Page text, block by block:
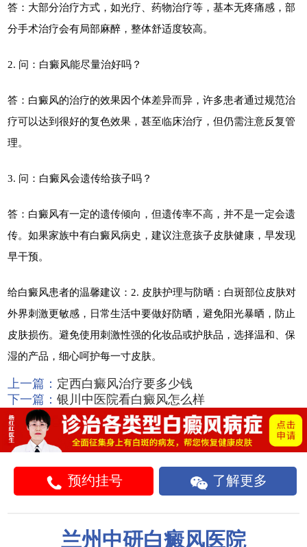
答：大部分治疗方式，如光疗、药物治疗等，基本无疼痛感，部
分手术治疗会有局部麻醉，整体舒适度较高。
2. 问：白癜风能尽量治好吗？
答：白癜风的治疗的效果因个体差异而异，许多患者通过规范治
疗可以达到很好的复色效果，甚至临床治疗，但仍需注意反复管
理。
3. 问：白癜风会遗传给孩子吗？
答：白癜风有一定的遗传倾向，但遗传率不高，并不是一定会遗
传。如果家族中有白癜风病史，建议注意孩子皮肤健康，早发现
早干预。
给白癜风患者的温馨建议：2. 皮肤护理与防晒：白斑部位皮肤对
外界刺激更敏感，日常生活中要做好防晒，避免阳光暴晒，防止
皮肤损伤。避免使用刺激性强的化妆品或护肤品，选择温和、保
湿的产品，细心呵护每一寸皮肤。
上一篇： 定西白癜风治疗要多少钱
下一篇：银川中医院看白癜风怎么样
预约挂号 了解更多
兰州中研白癜风医院